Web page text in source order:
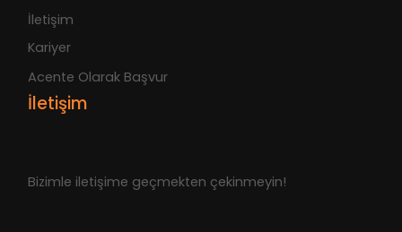
İletişim
Kariyer
Acente Olarak Başvur
İletişim
Bizimle iletişime geçmekten çekinmeyin!